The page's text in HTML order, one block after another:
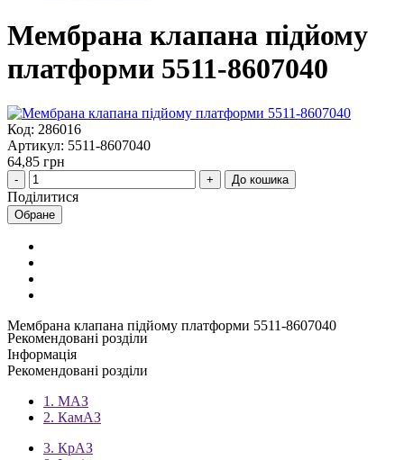
Мембрана клапана підйому
платформи 5511-8607040
Код: 286016
Артикул: 5511-8607040
64,85 грн
До кошика
Поділитися
Обране
Мембрана клапана підйому платформи 5511-8607040
Рекомендовані розділи
Інформація
Рекомендовані розділи
1. МАЗ
2. КамАЗ
3. КрАЗ